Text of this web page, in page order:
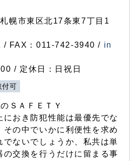
幌市東区北17条東7丁目1
/ FAX：011-742-3940 / in
/ 定休日：日祝日
付可
ＳＡＦＥＴＹ
におき防犯性能は最優先でな
その中でいかに利便性を求め
でないでしょうか、私共は単
の交換を行うだけに留まる事